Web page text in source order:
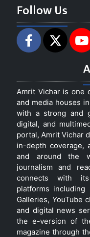
Follow Us
Amrit Vichar is one
and media houses
with a strong and
digital, and
portal, Amrit Vichar
in-depth coverage,
and around the
journalism and
connects with
platforms including
Galleries, YouTube
and digital news
the e-version of
magazine through